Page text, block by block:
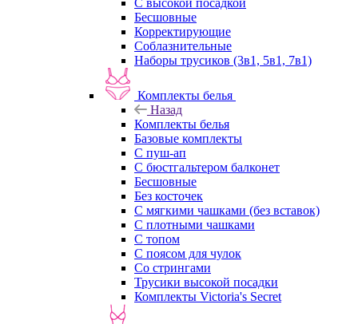
С высокой посадкой
Бесшовные
Корректирующие
Соблазнительные
Наборы трусиков (3в1, 5в1, 7в1)
Комплекты белья
Назад
Комплекты белья
Базовые комплекты
С пуш-ап
С бюстгальтером балконет
Бесшовные
Без косточек
С мягкими чашками (без вставок)
С плотными чашками
С топом
С поясом для чулок
Со стрингами
Трусики высокой посадки
Комплекты Victoria's Secret